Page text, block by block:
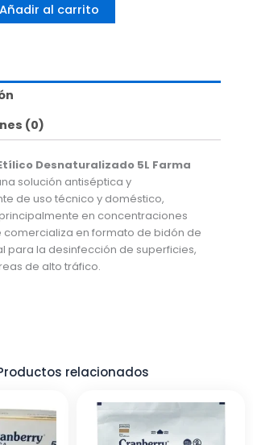
Añadir al carrito
(0)
Desnaturalizado 5L Farma
solución antiséptica y
de uso técnico y doméstico,
en concentraciones
comercializa en formato de bidón de
para la desinfección de superficies,
de alto tráfico.
relacionados